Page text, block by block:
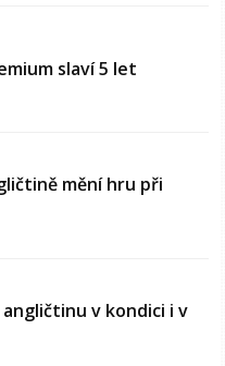
slaví 5 let
mění hru při
angličtinu v kondici i v